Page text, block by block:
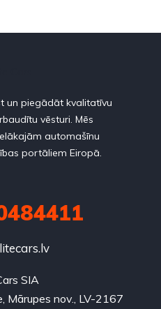
un piegādāt kvalitatīvu
vēsturi. Mēs
automašīnu
portāliem Eiropā.
SIA
Mārupes nov., LV-2167